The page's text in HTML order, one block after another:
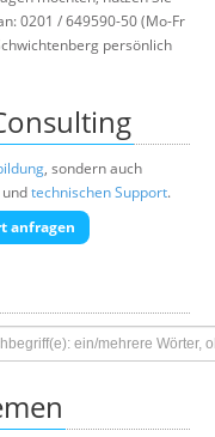
0201 / 649590-50 (Mo-Fr
persönlich
, sondern auch
technischen Support.
anfragen